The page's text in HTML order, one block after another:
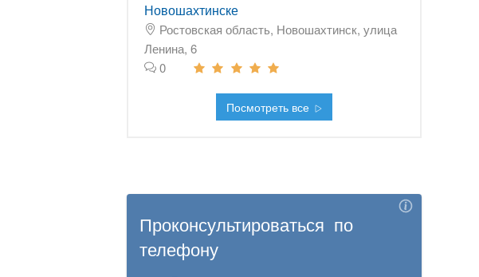
Новошахтинске
Ростовская область, Новошахтинск, улица
Ленина, 6
0
Посмотреть все